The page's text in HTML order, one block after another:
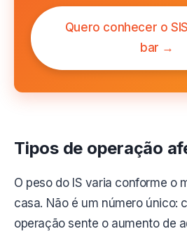
Quero conhecer o
bar →
Tipos de operação
O peso do IS varia conforme o
casa. Não é um número único:
operação sente o aumento de